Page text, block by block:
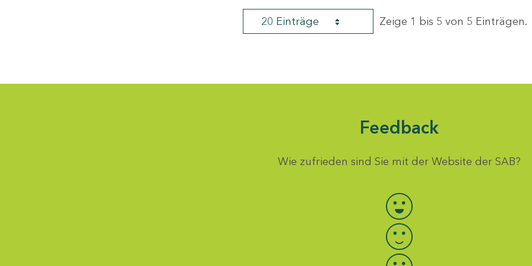
20 Einträge Zeige 1 bis 5 von 5 Einträgen.
Feedback
Wie zufrieden sind Sie mit der Website der SAB?
Bewertung auswählen